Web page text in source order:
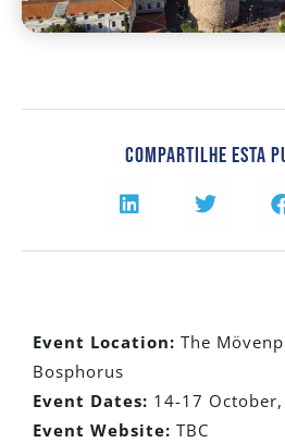
Compartilhe Esta
Event Location: The
Bosphorus
Event Dates: 14-17
Event Website: TBC